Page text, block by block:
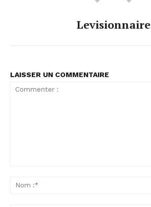
Levisionnaire
LAISSER UN COMMENTAIRE